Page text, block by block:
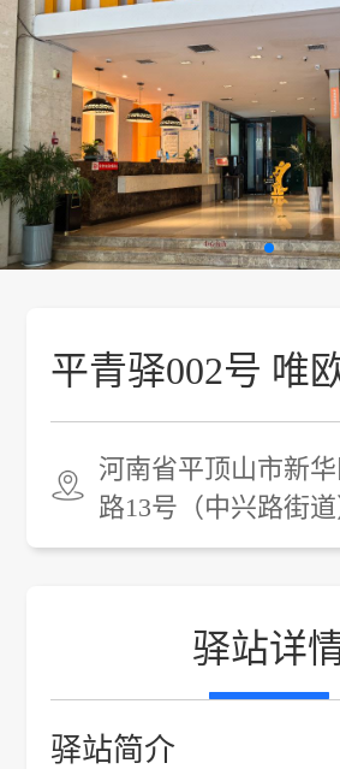
平青驿002号 唯
河南省平顶山市新
路13号（中兴路街道
驿站详
驿站简介